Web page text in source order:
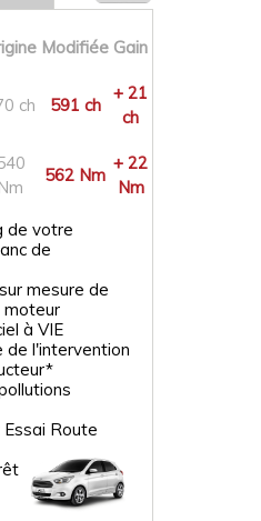
Modifiée Gain
ch 591 ch
+ 21
ch
Nm
562 Nm
+ 22
Nm
de votre
de
mesure de
à VIE
de l'intervention
Route